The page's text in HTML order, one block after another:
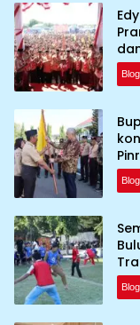
Blog
Blog
Blog